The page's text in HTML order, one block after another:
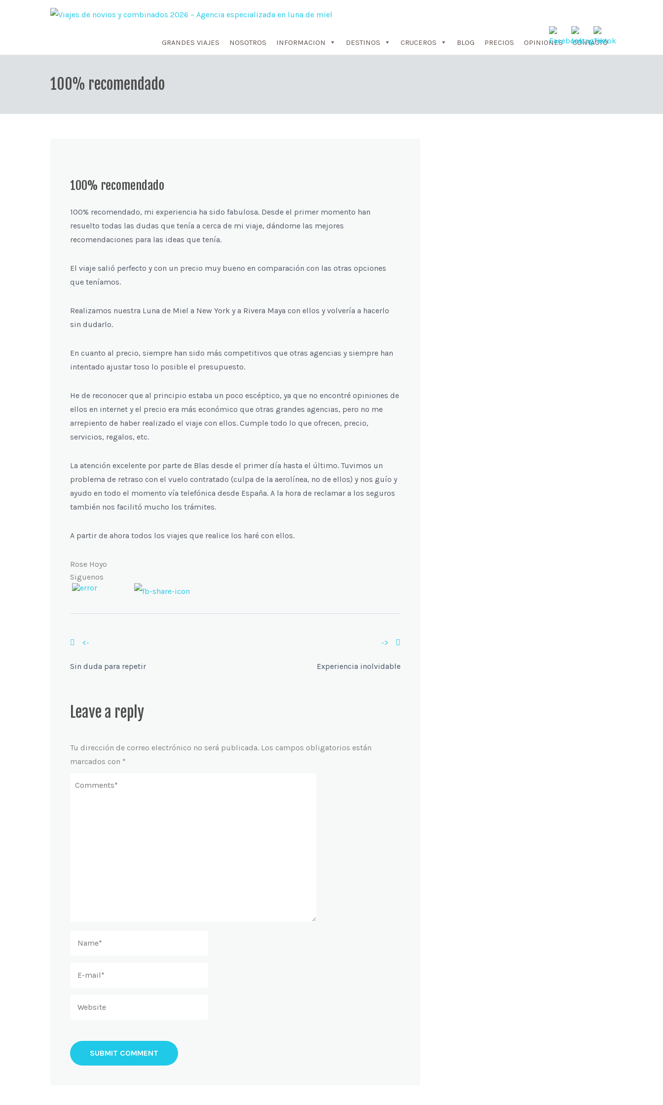
GRANDES VIAJES NOSOTROS INFORMACION DESTINOS CRUCEROS BLOG PRECIOS OPINIONES CONTACTO
100% recomendado
100% recomendado
100% recomendado, mi experiencia ha sido fabulosa. Desde el primer momento han
resuelto todas las dudas que tenía a cerca de mi viaje, dándome las mejores
recomendaciones para las ideas que tenía.
El viaje salió perfecto y con un precio muy bueno en comparación con las otras opciones
que teníamos.
Realizamos nuestra Luna de Miel a New York y a Rivera Maya con ellos y volvería a hacerlo
sin dudarlo.
En cuanto al precio, siempre han sido más competitivos que otras agencias y siempre han
intentado ajustar toso lo posible el presupuesto.
He de reconocer que al principio estaba un poco escéptico, ya que no encontré opiniones de
ellos en internet y el precio era más económico que otras grandes agencias, pero no me
arrepiento de haber realizado el viaje con ellos. Cumple todo lo que ofrecen, precio,
servicios, regalos, etc.
La atención excelente por parte de Blas desde el primer día hasta el último. Tuvimos un
problema de retraso con el vuelo contratado (culpa de la aerolínea, no de ellos) y nos guío y
ayudo en todo el momento vía telefónica desde España. A la hora de reclamar a los seguros
también nos facilitó mucho los trámites.
A partir de ahora todos los viajes que realice los haré con ellos.
Rose Hoyo
Siguenos
<-
Sin duda para repetir
->
Experiencia inolvidable
Leave a reply
Tu dirección de correo electrónico no será publicada. Los campos obligatorios están
marcados con *